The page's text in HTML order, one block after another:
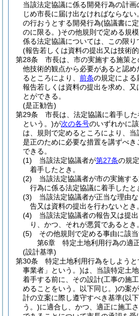
当該法定協議に係る開発行為の計
じめ市長に届け出なければならない。
の行おうとする開発行為(協議書に
のに限る。)その他規則で定める規
係る法定協議については、この限り
(報告若しくは資料の提出又は技術
第28条
市長は、市の実施する施策
他技術的観点から必要があると認
るところにより、 前条の規定による
報告若しくは資料の提出を求め、又
とができる。
(是正勧告)
第29条
市長は、法定協議に着手した
という。)が次の各号のいずれかに
は、規則で定めるところにより、
是正のために必要な措置を講ずべ
できる。
(1)
当該法定協議者が第27条の規
着手したとき。
(2)
当該法定協議者が市の実施す
行為に係る法定協議に着手したと
(3)
当該法定協議者が正当な理由な
告又は資料の提出を行わないとき。
(4)
当該法定協議者の報告又は提
り、かつ、それが悪質であるとき。
(5)
その他規則で定める事由に該当
第6章
特定土地利用行為の適
(設計基準)
第30条
特定土地利用行為をしよう
事業者」という。)は、当該特定土
着手する前に、その設計(工事の施
めることをいう。以下同じ。)の案
計の立案に際し遵守すべき基準(以
う。)に適合し、かつ、適正に施工